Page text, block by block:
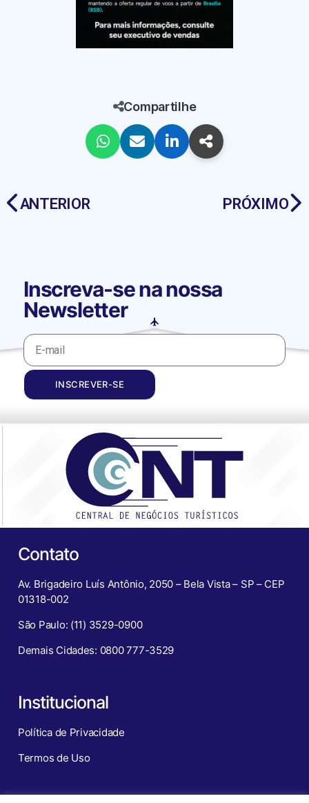
Compartilhe
ANTERIOR PRÓXIMO
Inscreva-se na nossa
Newsletter
INSCREVER-SE
Contato
Av. Brigadeiro Luís Antônio, 2050 – Bela Vista – SP – CEP
01318-002
São Paulo: (11) 3529-0900
Demais Cidades: 0800 777-3529
Institucional
Política de Privacidade
Termos de Uso